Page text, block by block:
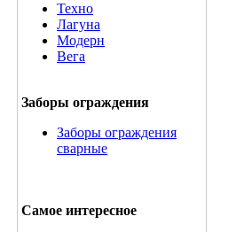
Техно
Лагуна
Модерн
Вега
Заборы ограждения
Заборы ограждения
сварные
Самое интересное